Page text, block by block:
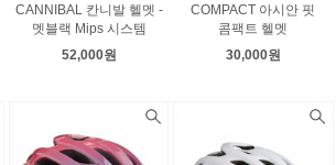
CANNIBAL 칸니발 헬멧 -
멧블랙 Mips 시스템
52,000원
COMPACT 아시안 핏
콤팩트 헬멧
30,000원